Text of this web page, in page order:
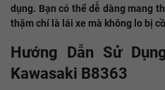
dụng. Bạn có thể dễ dàng mang
thậm chí là lái xe mà không lo bị
Hướng Dẫn Sử
Kawasaki B8363